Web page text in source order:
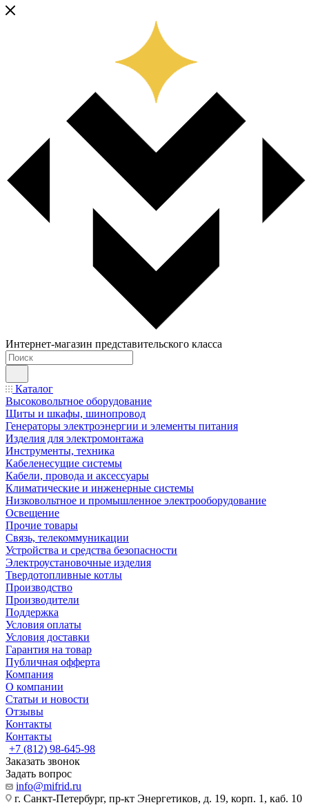
Интернет-магазин представительского класса
Каталог
Высоковольтное оборудование
Щиты и шкафы, шинопровод
Генераторы электроэнергии и элементы питания
Изделия для электромонтажа
Инструменты, техника
Кабеленесущие системы
Кабели, провода и аксессуары
Климатические и инженерные системы
Низковольтное и промышленное электрооборудование
Освещение
Прочие товары
Связь, телекоммуникации
Устройства и средства безопасности
Электроустановочные изделия
Твердотопливные котлы
Производство
Производители
Поддержка
Условия оплаты
Условия доставки
Гарантия на товар
Публичная офферта
Компания
О компании
Статьи и новости
Отзывы
Контакты
Контакты
+7 (812) 98-645-98
Заказать звонок
Задать вопрос
info@mifrid.ru
г. Санкт-Петербург, пр-кт Энергетиков, д. 19, корп. 1, каб. 10